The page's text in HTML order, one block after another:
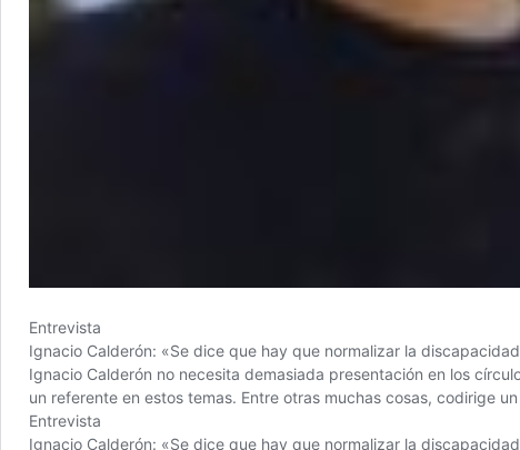
Entrevista
Ignacio Calderón: «Se dice que hay que normalizar la
Ignacio Calderón no necesita demasiada presentación en los
un referente en estos temas. Entre otras muchas cosas, codirige
Entrevista
Ignacio Calderón: «Se dice que hay que normalizar la